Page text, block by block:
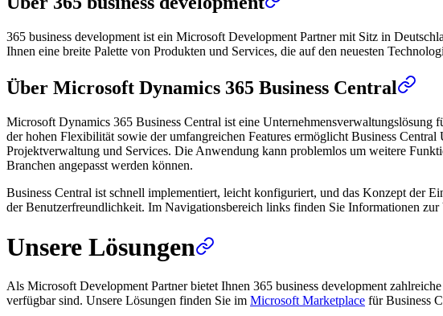
365 business development ist ein Microsoft Development Partner mit Sitz in
Ihnen eine breite Palette von Produkten und Services, die auf den neuesten
Über Microsoft Dynamics 365 Business Central
Microsoft Dynamics 365 Business Central ist eine
der hohen Flexibilität sowie der umfangreichen Features ermöglicht Business
Projektverwaltung und Services. Die Anwendung kann problemlos um weitere
Branchen angepasst werden können.
Business Central ist schnell implementiert, leicht konfiguriert, und das Konzept der
der Benutzerfreundlichkeit. Im Navigationsbereich links finden Sie Informationen
Unsere Lösungen
Als Microsoft Development Partner bietet Ihnen 365 business development
verfügbar sind. Unsere Lösungen finden Sie im Microsoft Marketplace für Business